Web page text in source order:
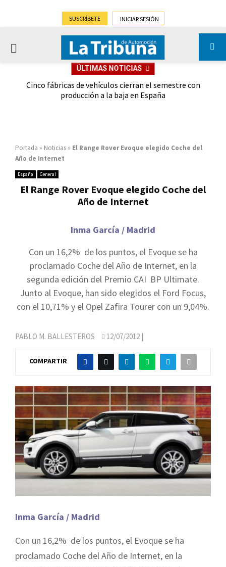
SUSCRÍBETE INICIAR SESIÓN
PRIMARY
ÚLTIMAS NOTICIAS
Cinco fábricas de vehículos cierran el semestre con
producción a la baja en España
Portada » Noticias » El Range Rover Evoque elegido Coche del
Año de Internet
España General
El Range Rover Evoque elegido Coche del
Año de Internet
Inma García / Madrid
Con un 16,2% de los puntos, el Evoque se ha
proclamado Coche del Año de Internet, en la
segunda edición del Premio CAI BP Ultimate.
Junto al Evoque, han sido elegidos el Ford Focus,
con el 10,71% y el Opel Zafira Tourer con un 9,04%.
PABLO M. BALLESTEROS 12/07/2012 |
COMPARTIR
Inma García / Madrid
Con un 16,2% de los puntos, el Evoque se ha
proclamado Coche del Año de Internet, en la